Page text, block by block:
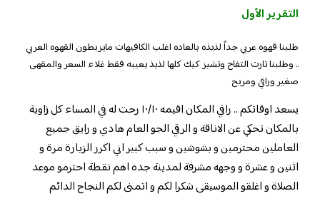
التقرير الأول
طلبنا قهوه عربي جداً لذيذه بالعاده اغلب الكافيهات مايزبطون القهوه العربي
.. وطلبنا تارت التفاح وتشيز كيك كلها لذيذ يعيبه فقط غلاء السعر والمقهى
صغير وراقي ومريح
يسعد اوقاتكم .. راقي المكان اقيمه ١٠/١٠ رحت له في المساء كل زاوية
بالمكان تحكي عن الاناقة و الرقي الجو العام هادي و رايق جميع
العاملين محترمين و بشوشين و سبب كبير اني اكرر الزيارة مرة و
اثنين و عشرة و وجهه مشرفة لمدينة جده اهم نقطة احترمو موعد
الصلاة و اغلقو الموسيقى شكرا لكم و اتمنى لكم النجاح الدائم